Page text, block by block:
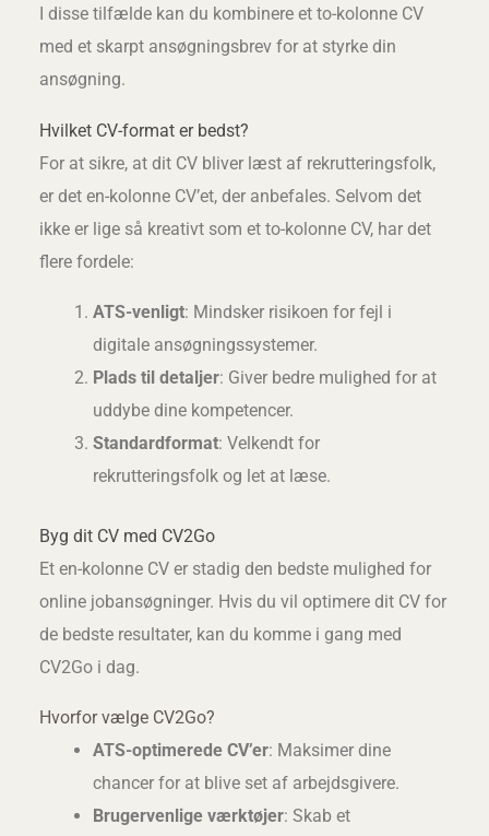
I disse tilfælde kan du kombinere et to-kolonne CV
med et skarpt ansøgningsbrev for at styrke din
ansøgning.
Hvilket CV-format er bedst?
For at sikre, at dit CV bliver læst af rekrutteringsfolk,
er det en-kolonne CV’et, der anbefales. Selvom det
ikke er lige så kreativt som et to-kolonne CV, har det
flere fordele:
ATS-venligt: Mindsker risikoen for fejl i
digitale ansøgningssystemer.
Plads til detaljer: Giver bedre mulighed for at
uddybe dine kompetencer.
Standardformat: Velkendt for
rekrutteringsfolk og let at læse.
Byg dit CV med CV2Go
Et en-kolonne CV er stadig den bedste mulighed for
online jobansøgninger. Hvis du vil optimere dit CV for
de bedste resultater, kan du komme i gang med
CV2Go i dag.
Hvorfor vælge CV2Go?
ATS-optimerede CV’er: Maksimer dine
chancer for at blive set af arbejdsgivere.
Brugervenlige værktøjer: Skab et